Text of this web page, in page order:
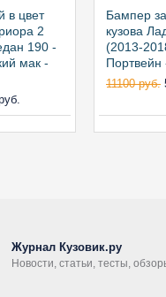
в цвет
2
190 -
мак -
Бампер
кузова
(2013-
11100 руб.
Журнал Кузовик.ру
Новости, статьи, тесты,